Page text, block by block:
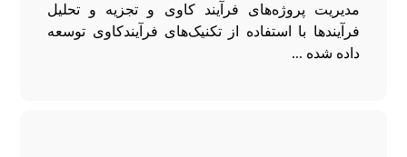
مدیریت پروژه‌های فرآیند کاوی و تجزیه و تحلیل
فرآیندها با استفاده از تکنیک‌های فرآیندکاوی توسعه
داده شده ...